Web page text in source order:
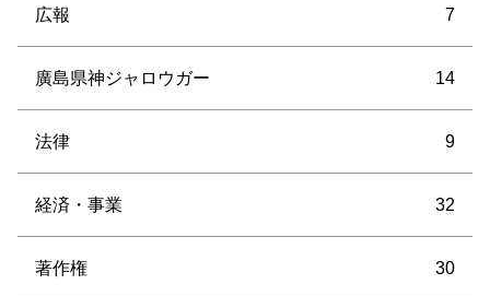
広報 7
廣島県神ジャロウガー 14
法律 9
経済・事業 32
著作権 30